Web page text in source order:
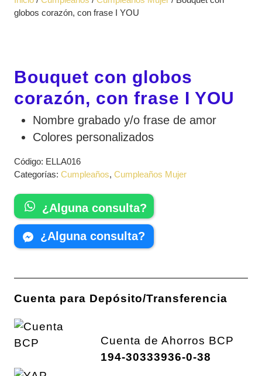
apertura
globos corazón, con frase I YOU
Bouquet con globos
corazón, con frase I YOU
Nombre grabado y/o frase de amor
Colores personalizados
Código: ELLA016
Categorías: Cumpleaños, Cumpleaños Mujer
¿Alguna consulta?
¿Alguna consulta?
Cuenta para Depósito/Transferencia
Cuenta de Ahorros BCP
194-30333936-0-38